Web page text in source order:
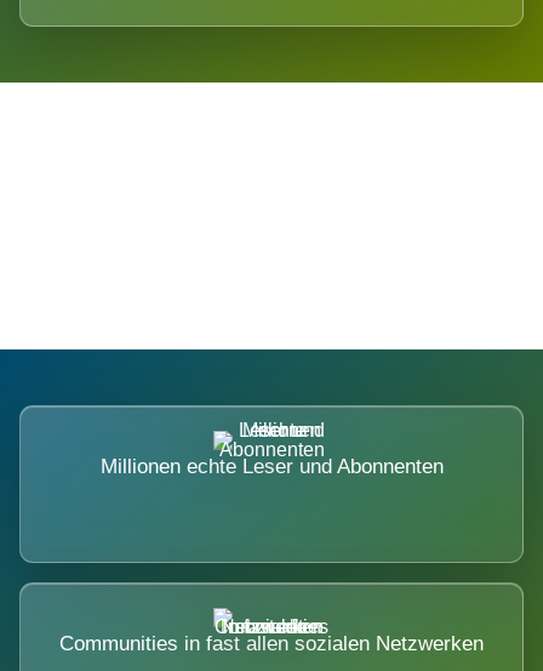
Millionen echte Leser und Abonnenten
Communities in fast allen sozialen Netzwerken